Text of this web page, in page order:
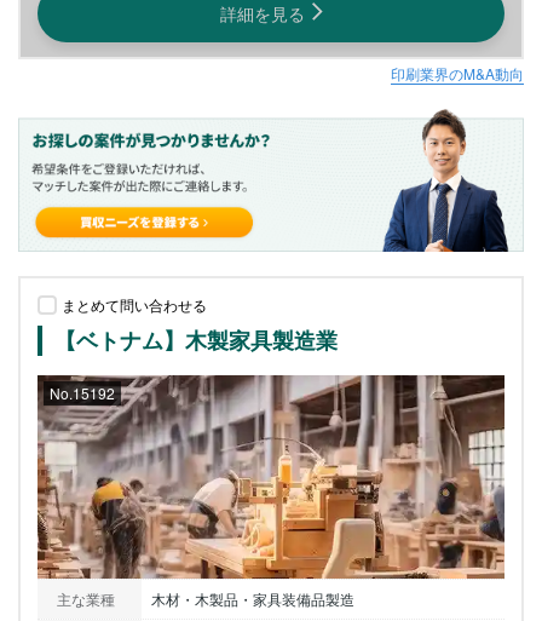
詳細を見る
印刷業界のM&A動向
まとめて問い合わせる
【ベトナム】木製家具製造業
No.15192
主な業種
木材・木製品・家具装備品製造